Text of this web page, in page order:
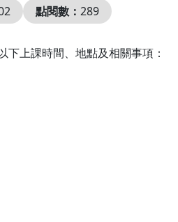
點閱數： 289
上課時間、地點及相關事項：